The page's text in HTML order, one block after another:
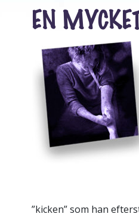
EN
”kicken” som han